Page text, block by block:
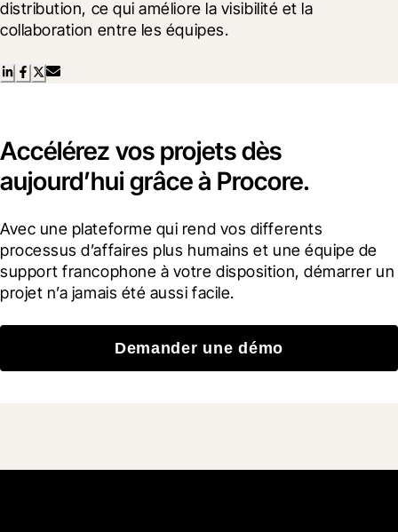
distribution, ce qui améliore la visibilité et la
collaboration entre les équipes.
Accélérez vos projets dès
aujourd’hui grâce à Procore.
Avec une plateforme qui rend vos differents
processus d’affaires plus humains et une équipe de
support francophone à votre disposition, démarrer un
projet n’a jamais été aussi facile.
Demander une démo